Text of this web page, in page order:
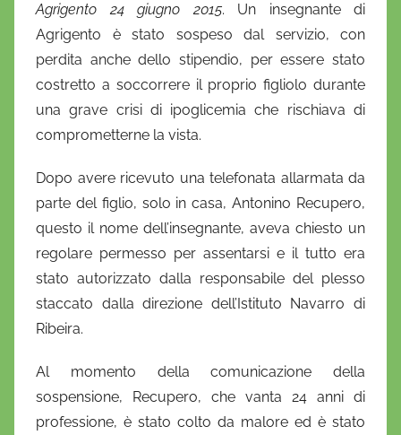
D
a
n
i
e
D
'
O
n
o
f
o
Agrigento 24 giugno 2015. Un insegnante di
Agrigento è stato sospeso dal servizio, con
perdita anche dello stipendio, per essere stato
costretto a soccorrere il proprio figliolo durante
una grave crisi di ipoglicemia che rischiava di
comprometterne la vista.
Dopo avere ricevuto una telefonata allarmata da
parte del figlio, solo in casa, Antonino Recupero,
questo il nome dell’insegnante, aveva chiesto un
regolare permesso per assentarsi e il tutto era
stato autorizzato dalla responsabile del plesso
staccato dalla direzione dell’Istituto Navarro di
Ribeira.
Al momento della comunicazione della
sospensione, Recupero, che vanta 24 anni di
professione, è stato colto da malore ed è stato